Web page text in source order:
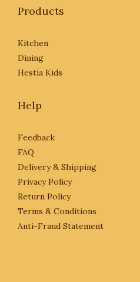
Products
Kitchen
Dining
Hestia Kids
Help
Feedback
FAQ
Delivery & Shipping
Privacy Policy
Return Policy
Terms & Conditions
Anti-Fraud Statement